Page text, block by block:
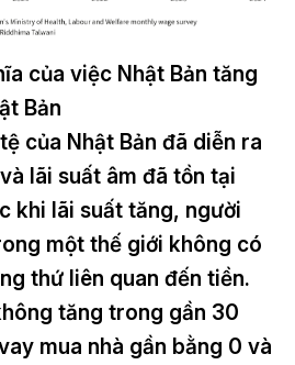
của việc Nhật Bản tăng
Bản
của Nhật Bản đã diễn ra
lãi suất âm đã tồn tại
khi lãi suất tăng, người
một thế giới không có
thứ liên quan đến tiền.
tăng trong gần 30
mua nhà gần bằng 0 và